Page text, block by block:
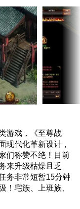
游戏，《至尊战
现代化革新设计，
们称赞不绝！目前
来升级枯燥且乏
务非常短暂15分钟
！宅族、上班族、